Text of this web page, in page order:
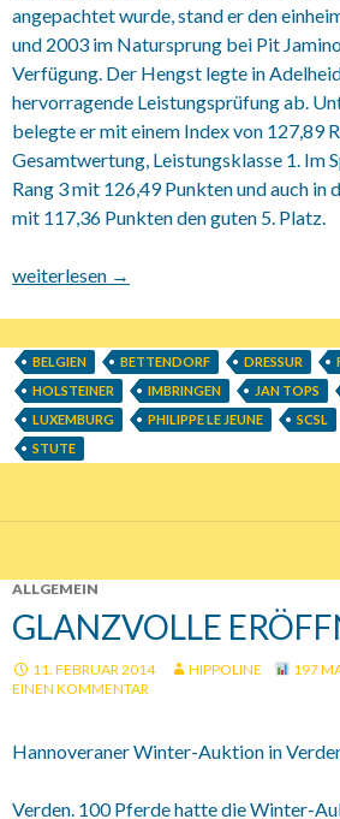
angepachtet wurde, stand er den
und 2003 im Natursprung bei Pit
Verfügung. Der Hengst legte in
hervorragende Leistungsprüfung ab.
belegte er mit einem Index von 127,89
Gesamtwertung, Leistungsklasse 1. Im
Rang 3 mit 126,49 Punkten und auch in
mit 117,36 Punkten den guten 5. Platz.
CHIPPENDALE ( Crève-CSur ),
weiterlesen →
BELGIEN BETTENDORF DRESSUR
HOLSTEINER
IMBRINGEN JAN TOPS
LUXEMBURG
PHILIPPE LE JEUNE SCSL
STUTE
ALLGEMEIN
GLANZVOLLE
11. FEBRUAR 2014 HIPPOLINE 197
EINEN KOMMENTAR
Hannoveraner Winter-Auktion in
Verden. 100 Pferde hatte die Winter-